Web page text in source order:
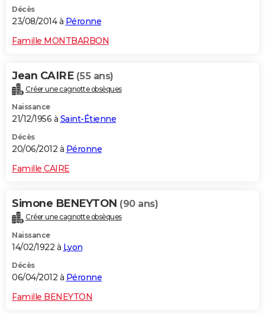
Décès
23/08/2014 à Péronne
Famille MONTBARBON
Jean CAIRE (55 ans)
Créer une cagnotte obsèques
Naissance
21/12/1956 à Saint-Étienne
Décès
20/06/2012 à Péronne
Famille CAIRE
Simone BENEYTON (90 ans)
Créer une cagnotte obsèques
Naissance
14/02/1922 à Lyon
Décès
06/04/2012 à Péronne
Famille BENEYTON